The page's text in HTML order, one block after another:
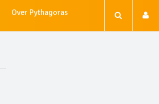
Over Pythagoras